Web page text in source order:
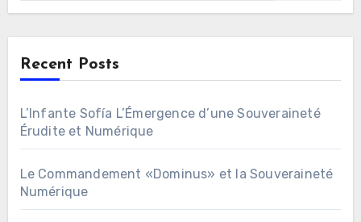
Recent Posts
L’Infante Sofía L’Émergence d’une Souveraineté
Érudite et Numérique
Le Commandement «Dominus» et la Souveraineté
Numérique